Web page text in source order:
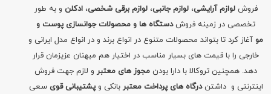
فروشلوازم آرایشی،لوازم جانبی،لوازم برقی شخصی،ادکلن و به طور
تخصصی در زمینه فروشدستگاه ها و محصولات جوانسازی پوست و
مو آغاز کرد تا بتواند محصولات متنوع در انواع برند و در انواع مدل ایرانی و
خارجی را با قیمت های بسیار مناسب در اختیار هم میهنان عزیزمان قرار
دهد. همچنین تروکالا با دارا بودن مجوز های معتبرو لازم جهت فروش
اینترنتی و داشتندرگاه های پرداخت معتبر بانکی وپشتیبانی قوی سعی